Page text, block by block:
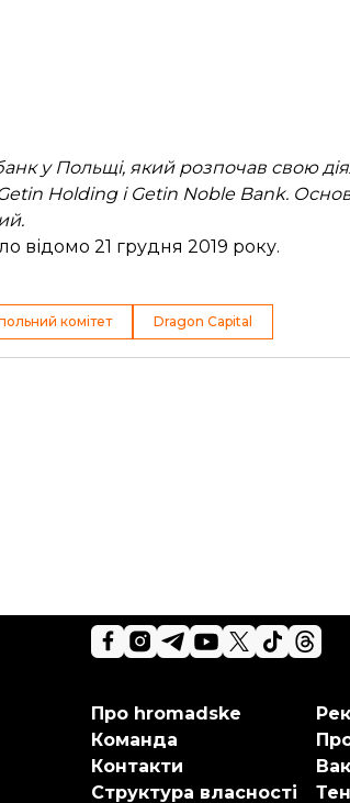
у Польщі, який розпочав свою
Holding і Getin Noble Bank.
відомо 21 грудня 2019 року.
комітет Dragon Capital
Про hromadske
Команда
Контакти
Структура власності